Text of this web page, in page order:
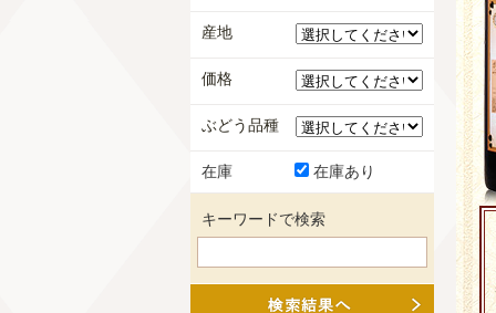
産地
価格
ぶどう品種
在庫 在庫あり
キーワードで検索